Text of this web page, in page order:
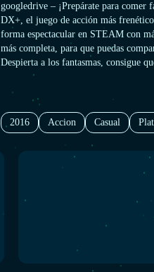
googledrive – ¡Prepárate para comer
DX+, el juego de acción más
forma espectacular en STEAM con
más completa, para que puedas
Despierta a los fantasmas, consigue
velocidad para conseguir la mejor
habilidades para escapar o tendrás que
2016 Accion Casual